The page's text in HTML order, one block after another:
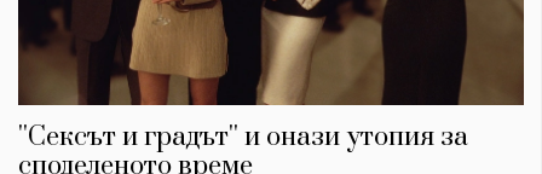
''Сексът и градът'' и онази утопия за
споделеното време